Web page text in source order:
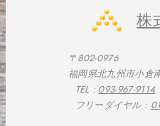
株
〒802-0976
福岡県北九州市小倉
TEL : 093-967-9114
フリーダイヤル :